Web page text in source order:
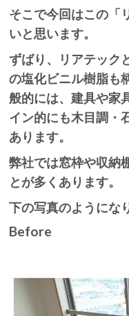
そこで今回はこの「
いと思います。
ずばり、リアテック
の塩化ビニル樹脂も
般的には、建具や家
イン的にも木目調・
あります。
弊社では窓枠や収納
とが多くあります。
下の写真のようにな
Before